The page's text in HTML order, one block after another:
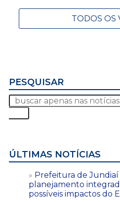
TODOS OS
PESQUISAR
ÚLTIMAS NOTÍCIAS
Prefeitura de Jundiaí
planejamento
possíveis impactos do